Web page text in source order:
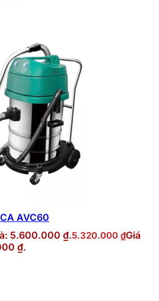
AVC60
5.600.000 ₫.5.320.000 ₫Giá
₫.